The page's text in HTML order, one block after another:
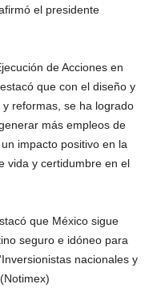
el presidente
de Acciones en
que con el diseño y
reformas, se ha logrado
más empleos de
impacto positivo en la
vida y certidumbre en el
que México sigue
seguro e idóneo para
nacionales y